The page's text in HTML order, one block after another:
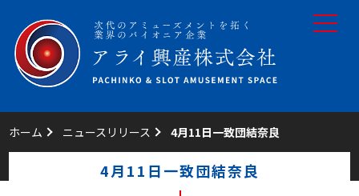
toggle
ホーム ニュースリリース 4月11日一致団結奈良
4月11日一致団結奈良